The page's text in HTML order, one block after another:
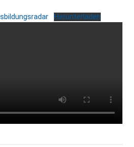
Herunterladen